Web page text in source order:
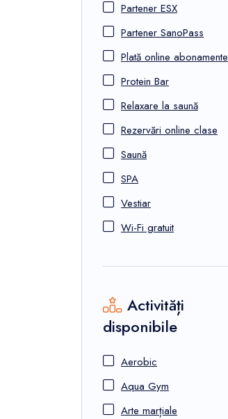
Partener ESX
Partener SanoPass
Plată online abonamente
Protein Bar
Relaxare la saună
Rezervări online clase
Saună
SPA
Vestiar
Wi-Fi gratuit
Activități
disponibile
Aerobic
Aqua Gym
Arte marțiale